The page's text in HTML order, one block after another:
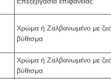
Χρώμα ή Ζαλβανωμένο με
βύθισμα
Χρώμα ή Ζαλβανωμένο με
βύθισμα